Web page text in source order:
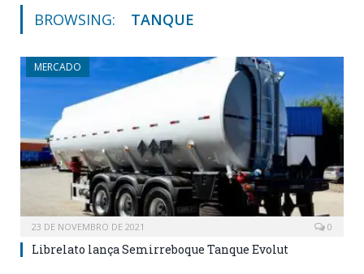
BROWSING: TANQUE
MERCADO
23 DE NOVEMBRO DE 2021 0
Librelato lança Semirreboque Tanque Evolut